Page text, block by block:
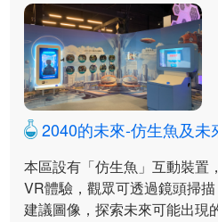
2040的未來-仿生魚及未
本區設有「仿生魚」互動裝置
VR體驗，觀眾可透過鏡頭掃
建議圖像，探索未來可能出現